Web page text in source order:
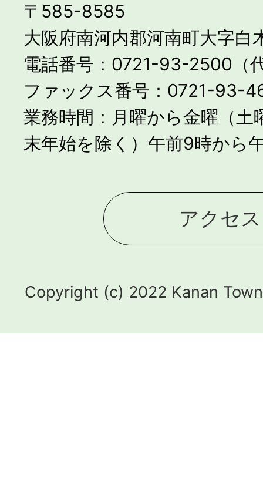
〒585-8585
大阪府南河内郡河南町大字白
電話番号：0721-93-2500（
ファックス番号：0721-93-
業務時間：月曜から金曜（土
末年始を除く）午前9時から
アクセス
Copyright (c) 2022 Kanan